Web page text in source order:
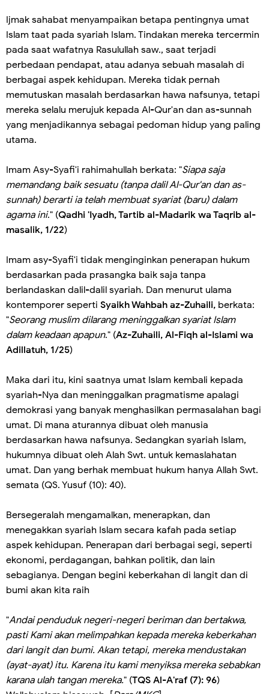
Ijmak sahabat menyampaikan betapa pentingnya umat
Islam taat pada syariah Islam. Tindakan mereka tercermin
pada saat wafatnya Rasulullah saw., saat terjadi
perbedaan pendapat, atau adanya sebuah masalah di
berbagai aspek kehidupan. Mereka tidak pernah
memutuskan masalah berdasarkan hawa nafsunya, tetapi
mereka selalu merujuk kepada Al-Qur'an dan as-sunnah
yang menjadikannya sebagai pedoman hidup yang paling
utama.
Imam Asy-Syafi'i rahimahullah berkata: "Siapa saja
memandang baik sesuatu (tanpa dalil Al-Qur'an dan as-
sunnah) berarti ia telah membuat syariat (baru) dalam
agama ini." (Qadhi 'Iyadh, Tartib al-Madarik wa Taqrib al-
masalik, 1/22)
Imam asy-Syafi'i tidak menginginkan penerapan hukum
berdasarkan pada prasangka baik saja tanpa
berlandaskan dalil-dalil syariah. Dan menurut ulama
kontemporer seperti Syaikh Wahbah az-Zuhaili, berkata:
"Seorang muslim dilarang meninggalkan syariat Islam
dalam keadaan apapun." (Az-Zuhaili, Al-Fiqh al-Islami wa
Adillatuh, 1/25)
Maka dari itu, kini saatnya umat Islam kembali kepada
syariah-Nya dan meninggalkan pragmatisme apalagi
demokrasi yang banyak menghasilkan permasalahan bagi
umat. Di mana aturannya dibuat oleh manusia
berdasarkan hawa nafsunya. Sedangkan syariah Islam,
hukumnya dibuat oleh Alah Swt. untuk kemaslahatan
umat. Dan yang berhak membuat hukum hanya Allah Swt.
semata (QS. Yusuf (10): 40).
Bersegeralah mengamalkan, menerapkan, dan
menegakkan syariah Islam secara kafah pada setiap
aspek kehidupan. Penerapan dari berbagai segi, seperti
ekonomi, perdagangan, bahkan politik, dan lain
sebagianya. Dengan begini keberkahan di langit dan di
bumi akan kita raih
"Andai penduduk negeri-negeri beriman dan bertakwa,
pasti Kami akan melimpahkan kepada mereka keberkahan
dari langit dan bumi. Akan tetapi, mereka mendustakan
(ayat-ayat) itu. Karena itu kami menyiksa mereka sebabkan
karana ulah tangan mereka." (TQS Al-A'raf (7): 96)